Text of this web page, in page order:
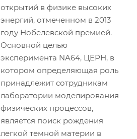
открытий в физике высоких
энергий, отмеченном в 2013
году Нобелевской премией.
Основной целью
эксперимента NA64, ЦЕРН, в
котором определяющая роль
принадлежит сотрудникам
лаборатории моделирования
физических процессов,
является поиск рождения
легкой темной материи в